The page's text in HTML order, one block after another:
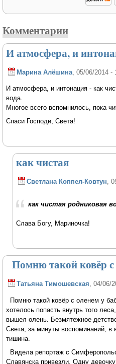
Комментарии
И атмосфера, и
Марина Алёшина , 05/06/2014 -
И атмосфера, и интонация - как
вода.
Многое всего вспомнилось, пока
Спаси Господи, Света!
как чистая
Светлана Коппел-Ковтун,
как чистая родниковая
Слава Богу, Мариночка!
Помню такой ковёр
Татьяна Тимошевская, 04/06/
Помню такой ковёр с оленем у
хотелось попасть внутрь того
вышел олень. Безмятежное
Света, за минуты воспоминаний, в
тишина.
Видела репортаж с
Славянска привезли. Одну